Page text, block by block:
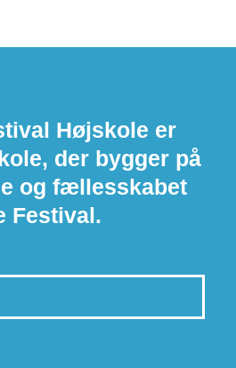
Højskole er
der bygger på
og fællesskabet
Festival.